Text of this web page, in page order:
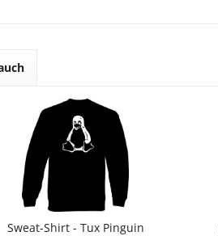
Sweat-Shirt - Tux Pinguin